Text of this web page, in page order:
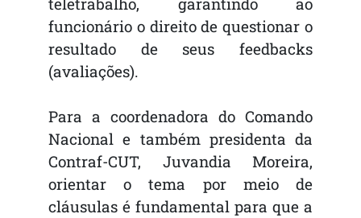
funcionário o direito de questionar o
resultado de seus feedbacks
(avaliações).
Para a coordenadora do Comando
Nacional e também presidenta da
Contraf-CUT, Juvandia Moreira,
orientar o tema por meio de
cláusulas é fundamental para que a